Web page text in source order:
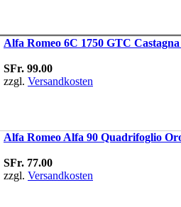
Alfa Romeo 6C 1750 GTC
SFr. 99.00
zzgl. Versandkosten
Alfa Romeo Alfa 90 Quadrifoglio
SFr. 77.00
zzgl. Versandkosten